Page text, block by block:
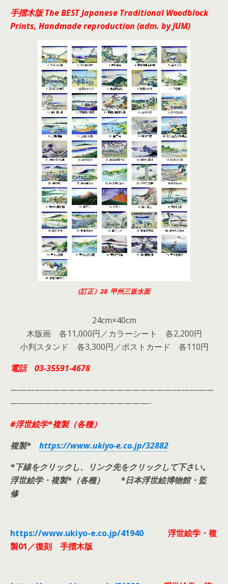
手摺木版 The BEST Japanese Traditional Woodblock
Prints, Handmade reproduction (adm. by JUM)
(訂正）28 甲州三坂水面
24cm×40cm
木版画 各11,000円／カラーシート 各2,200円
小判スタンド 各3,300円／ポストカード 各110円
電話 03-35591-4678
—————————————————————————
—————————————————-
#浮世絵学*複製（各種）
複製* https://www.ukiyo-e.co.jp/32882
*下線をクリックし、リンク先をクリックして下さい。
浮世絵学・複製*（各種） *日本浮世絵博物館・監
修
https://www.ukiyo-e.co.jp/41940
浮世絵学・複
製01／復刻 手摺木版